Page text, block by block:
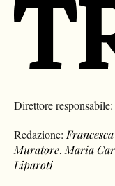
Direttore
Redazione:
Muratore,Maria
Liparoti